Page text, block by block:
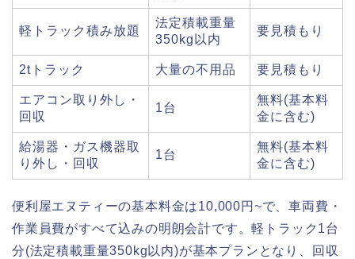
軽トラック積み放題
法定積載重量
350kg以内
要見積もり
2tトラック 大量の不用品 要見積もり
エアコン取り外し・
回収
1台
無料(基本料
金に含む)
給湯器・ガス機器取
り外し・回収
1台
無料(基本料
金に含む)
便利屋エヌティーの基本料金は10,000円~で、車両費・
作業員費がすべて込みの明朗会計です。軽トラック1台
分(法定積載重量350kg以内)が基本プランとなり、回収